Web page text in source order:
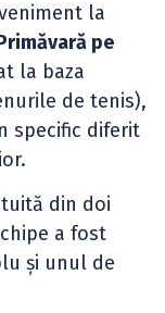
la
pe
la baza
de tenis),
specific diferit
din doi
a fost
și unul de